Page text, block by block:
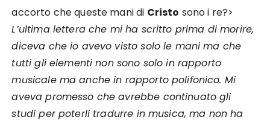
accorto che queste mani di Cristo sono i re?>
L’ultima lettera che mi ha scritto prima di morire,
diceva che io avevo visto solo le mani ma che
tutti gli elementi non sono solo in rapporto
musicale ma anche in rapporto polifonico. Mi
aveva promesso che avrebbe continuato gli
studi per poterli tradurre in musica, ma non ha